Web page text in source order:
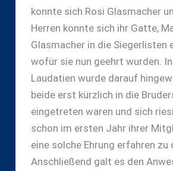
konnte sich Rosi Glasmacher
Herren konnte sich ihr Gatte,
Glasmacher in die Siegerlisten
wofür sie nun geehrt wurden.
Laudatien wurde darauf
beide erst kürzlich in die
eingetreten waren und sich
schon im ersten Jahr ihrer
eine solche Ehrung erfahren zu
Anschließend galt es den